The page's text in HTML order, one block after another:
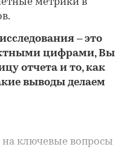
метрики в
исследования – это
цифрами, Вы
отчета и то,как
выводы делаем
на ключевые вопросы